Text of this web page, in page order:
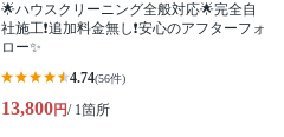
🌟ハウスクリーニング全般対応🌟完全自
社施工❗️追加料金無し❗️安心のアフターフォ
ロー✨
4.74(56件)
13,800円/ 1箇所